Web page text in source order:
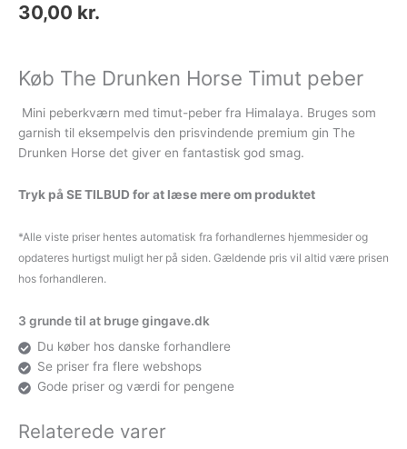
30,00 kr.
Køb The Drunken Horse Timut peber
Mini peberkværn med timut-peber fra Himalaya. Bruges som
garnish til eksempelvis den prisvindende premium gin The
Drunken Horse det giver en fantastisk god smag.
Tryk på SE TILBUD for at læse mere om produktet
*Alle viste priser hentes automatisk fra forhandlernes hjemmesider og
opdateres hurtigst muligt her på siden. Gældende pris vil altid være prisen
hos forhandleren.
3 grunde til at bruge gingave.dk
Du køber hos danske forhandlere
Se priser fra flere webshops
Gode priser og værdi for pengene
Relaterede varer